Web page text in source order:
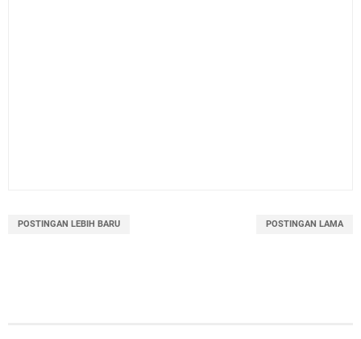
POSTINGAN LEBIH BARU POSTINGAN LAMA